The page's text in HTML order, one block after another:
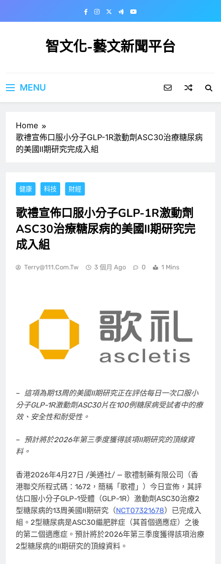
智文化-藝文新聞平台
MENU
Home
歌禮宣佈口服小分子GLP-1R激動劑ASC30治療糖尿病
的美國II期研究完成入組
健康 科技 財經
歌禮宣佈口服小分子GLP-1R激動劑
ASC30治療糖尿病的美國II期研究完
成入組
Terry@111.com.tw 3 個月 Ago 0 1 Mins
– 這項為期13周的美國II期研究正在評估每日一次口服小
分子GLP-1R激動劑ASC30片在100例糖尿病受試者中的療
效、安全性和耐受性。
– 預計將於2026年第三季度獲得該項II期研究的頂線資
料。
香港2026年4月27日 /美通社/ — 歌禮制藥有限公司（香
港聯交所程式碼：1672，簡稱「歌禮」）今日宣佈，其評
估口服小分子GLP-1受體（GLP-1R）激動劑ASC30治療2
型糖尿病的13周美國II期研究（NCT07321678）已完成入
組。2型糖尿病是ASC30繼肥胖症（其首個適應症）之後
的第二個適應症。預計將於2026年第三季度獲得該項治療
2型糖尿病的II期研究的頂線資料。